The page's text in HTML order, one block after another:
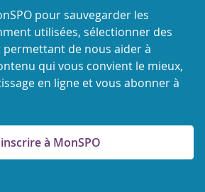
pour sauvegarder les
utilisées, sélectionner des
de nous aider à
qui vous convient le mieux,
en ligne et vous abonner à
à MonSPO